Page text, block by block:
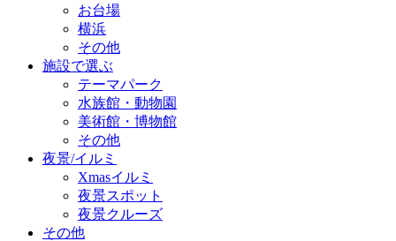
お台場
横浜
その他
施設で選ぶ
テーマパーク
水族館・動物園
美術館・博物館
その他
夜景/イルミ
Xmasイルミ
夜景スポット
夜景クルーズ
その他